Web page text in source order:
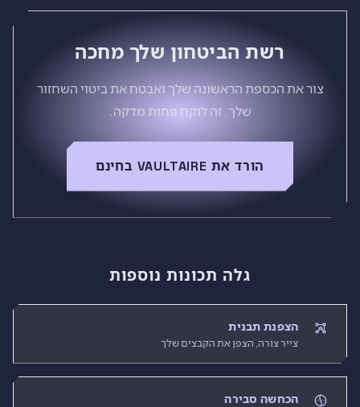
רשת הביטחון שלך מחכה
צור את הכספת הראשונה שלך ואבטח את ביטוי השחזור
שלך. זה לוקח פחות מדקה.
הורד את VAULTAIRE בחינם
גלה תכונות נוספות
הצפנת תבנית
צייר צורה, הצפן את הקבצים שלך
הכחשה סבירה